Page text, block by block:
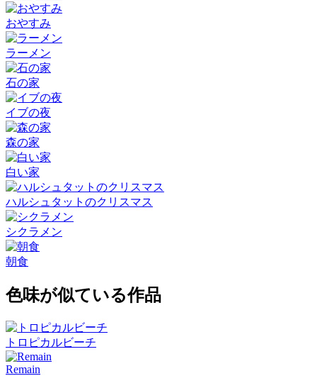
おやすみ
ラーメン
石の家
イブの夜
森の家
白い家
ハルシュタットのクリスマス
シクラメン
朝食
色味が似ている作品
トロピカルビーチ
Remain